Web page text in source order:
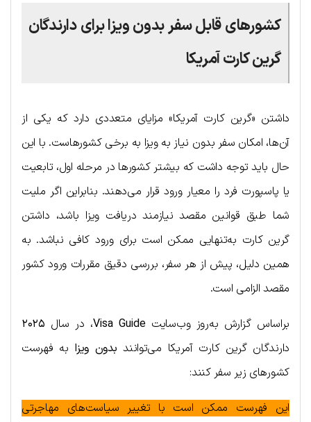
کشورهای قابل سفر بدون ویزا برای دارندگان
گرین کارت آمریکا
داشتن «گرین کارت آمریکا» مزایای متعددی دارد که یکی از
آن‌ها، امکان سفر بدون نیاز به ویزا به برخی کشورهاست. با این
حال باید توجه داشت که بیشتر کشورها در مرحله اول، تابعیت
یا پاسپورت فرد را معیار ورود قرار می‌دهند. بنابراین اگر ملیت
شما طبق قوانین مقصد نیازمند دریافت ویزا باشد، داشتن
گرین کارت به‌تنهایی ممکن است برای ورود کافی نباشد. به
همین دلیل، پیش از هر سفر، بررسی دقیق مقررات ورود کشور
مقصد الزامی است.
براساس گزارش به‌روز وب‌سایتVisa Guide، در سال ۲۰۲۵
دارندگان گرین کارت آمریکا می‌توانند بدون ویزا به فهرست
کشورهای زیر سفر کنند:
این فهرست ممکن است با تغییر سیاست‌های مهاجرتی